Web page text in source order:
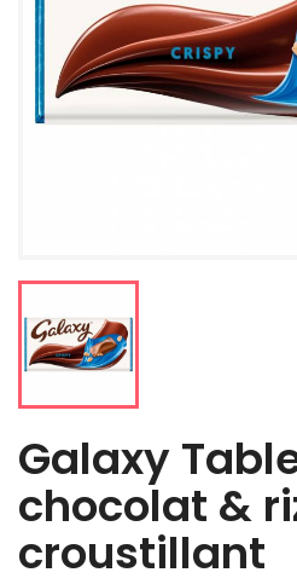
Galaxy
chocolat &
croustillant